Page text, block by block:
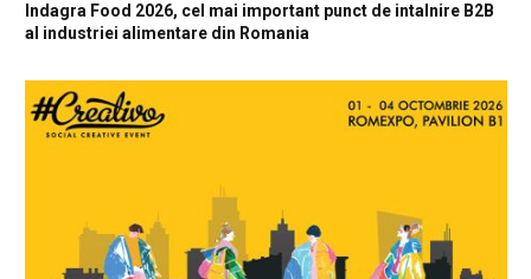
Indagra Food 2026, cel mai important punct de intalnire B2B
al industriei alimentare din Romania